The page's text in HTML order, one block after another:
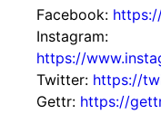
Facebook:
Instagram:
https://
Twitter: https://
Gettr: https://